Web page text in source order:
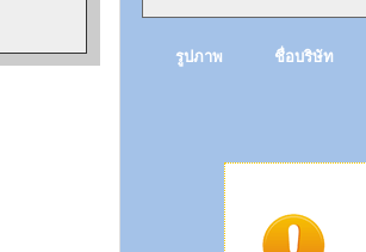
รูปภาพ ชื่อบริษัท